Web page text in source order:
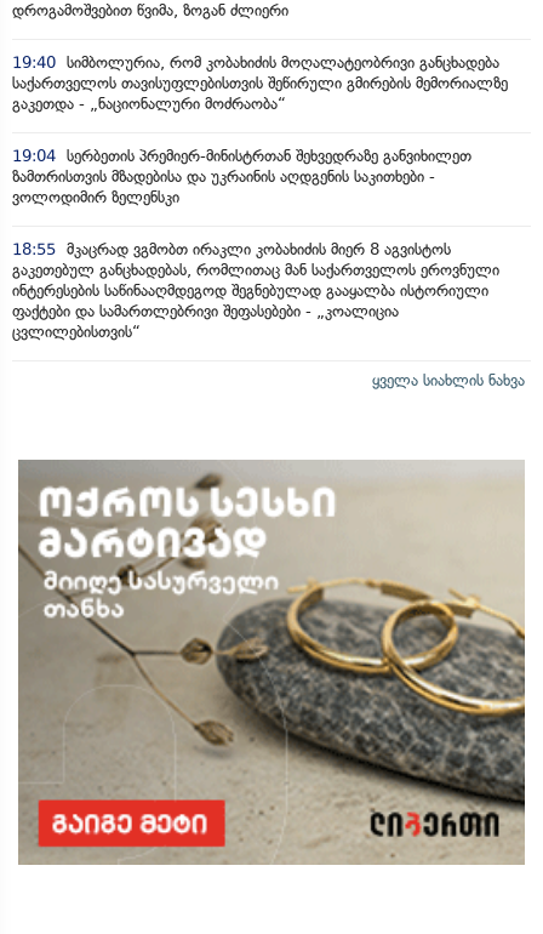
დროგამოშვებით წვიმა, ზოგან ძლიერი
19:40 სიმბოლურია, რომ კობახიძის მოღალატეობრივი განცხადება
საქართველოს თავისუფლებისთვის შეწირული გმირების მემორიალზე
გაკეთდა - „ნაციონალური მოძრაობა“
19:04 სერბეთის პრემიერ-მინისტრთან შეხვედრაზე განვიხილეთ
ზამთრისთვის მზადებისა და უკრაინის აღდგენის საკითხები -
ვოლოდიმირ ზელენსკი
18:55 მკაცრად ვგმობთ ირაკლი კობახიძის მიერ 8 აგვისტოს
გაკეთებულ განცხადებას, რომლითაც მან საქართველოს ეროვნული
ინტერესების საწინააღმდეგოდ შეგნებულად გააყალბა ისტორიული
ფაქტები და სამართლებრივი შეფასებები - „კოალიცია
ცვლილებისთვის“
ყველა სიახლის ნახვა